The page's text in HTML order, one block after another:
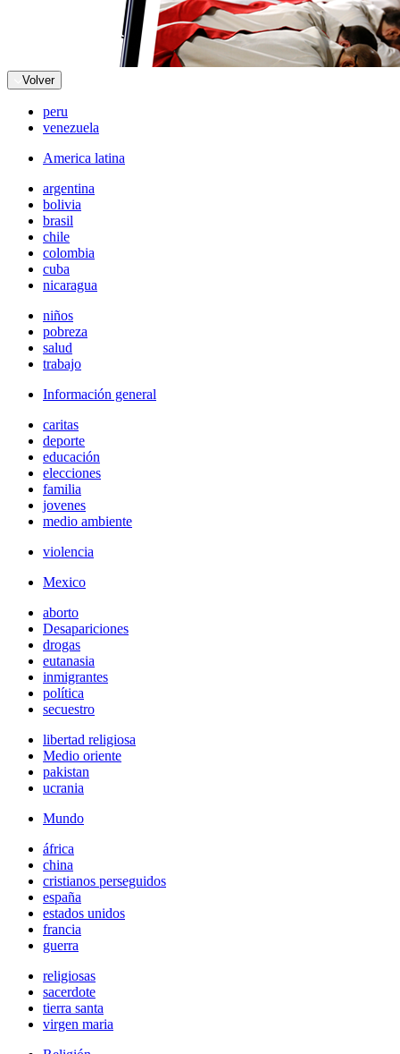
Volver
peru
venezuela
America latina
argentina
bolivia
brasil
chile
colombia
cuba
nicaragua
niños
pobreza
salud
trabajo
Información general
caritas
deporte
educación
elecciones
familia
jovenes
medio ambiente
violencia
Mexico
aborto
Desapariciones
drogas
eutanasia
inmigrantes
política
secuestro
libertad religiosa
Medio oriente
pakistan
ucrania
Mundo
áfrica
china
cristianos perseguidos
españa
estados unidos
francia
guerra
religiosas
sacerdote
tierra santa
virgen maria